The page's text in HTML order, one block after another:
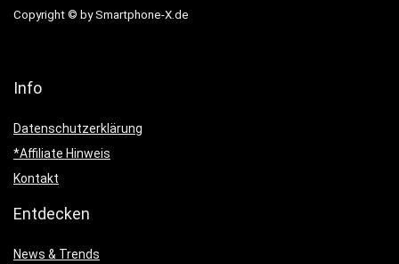
Copyright © by Smartphone-X.de
Info
Datenschutzerklärung
*Affiliate Hinweis
Kontakt
Entdecken
News & Trends